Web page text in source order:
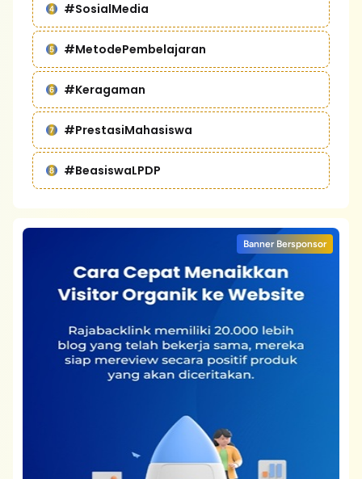
#SosialMedia
#MetodePembelajaran
#Keragaman
#PrestasiMahasiswa
#BeasiswaLPDP
Banner Bersponsor